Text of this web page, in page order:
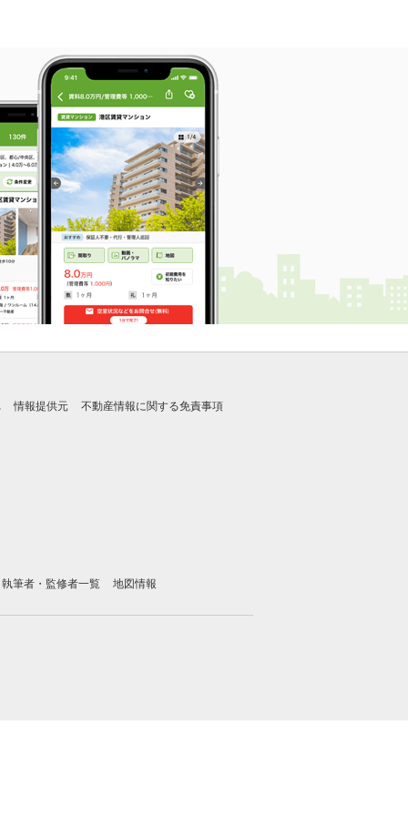
情報提供元 不動産情報に関する免責事項
執筆者・監修者一覧 地図情報